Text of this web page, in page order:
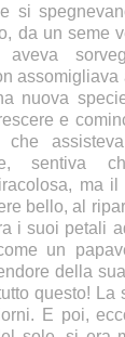
si
da un seme
aveva
nuova
e
che
sentiva
ma
bello, al
i suoi petali
un
della
questo! La
E poi,